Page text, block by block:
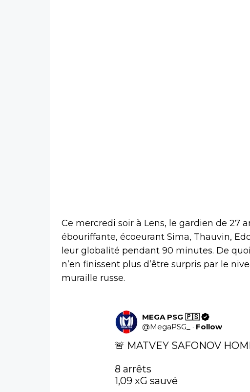
Ce mercredi soir à Lens, le gardien de 27
ébouriffante, écoeurant Sima, Thauvin,
leur globalité pendant 90 minutes. De
n’en finissent plus d’être surpris par le
muraille russe.
MEGA PSG 🇵🇸
@MegaPSG_ · Follow
🚨 MATVEY SAFONOV
8 arrêts
1,09 xG sauvé